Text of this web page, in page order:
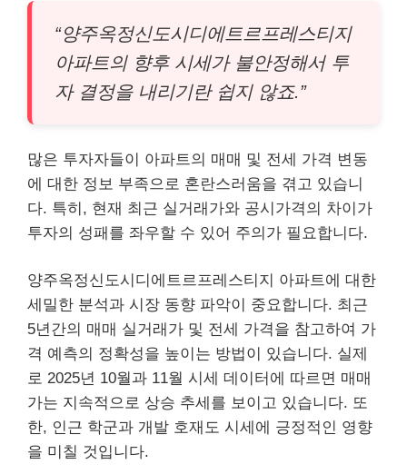
“양주옥정신도시디에트르프레스티지
아파트의 향후 시세가 불안정해서 투
자 결정을 내리기란 쉽지 않죠.”
많은 투자자들이 아파트의 매매 및 전세 가격 변동
에 대한 정보 부족으로 혼란스러움을 겪고 있습니
다. 특히, 현재 최근 실거래가와 공시가격의 차이가
투자의 성패를 좌우할 수 있어 주의가 필요합니다.
양주옥정신도시디에트르프레스티지 아파트에 대한
세밀한 분석과 시장 동향 파악이 중요합니다. 최근
5년간의 매매 실거래가 및 전세 가격을 참고하여 가
격 예측의 정확성을 높이는 방법이 있습니다. 실제
로 2025년 10월과 11월 시세 데이터에 따르면 매매
가는 지속적으로 상승 추세를 보이고 있습니다. 또
한, 인근 학군과 개발 호재도 시세에 긍정적인 영향
을 미칠 것입니다.